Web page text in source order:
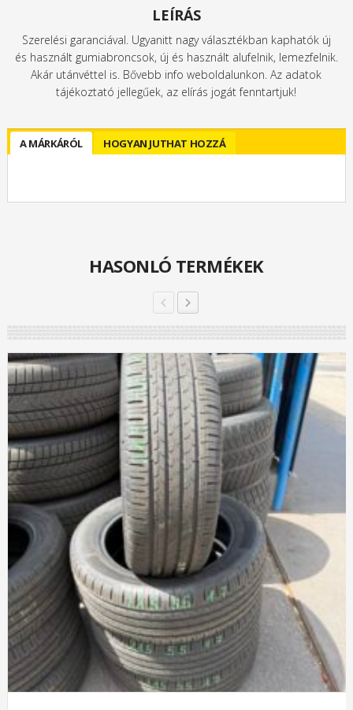
LEÍRÁS
Szerelési garanciával. Ugyanitt nagy választékban kaphatók új
és használt gumiabroncsok, új és használt alufelnik, lemezfelnik.
Akár utánvéttel is. Bővebb info weboldalunkon. Az adatok
tájékoztató jellegűek, az elírás jogát fenntartjuk!
A MÁRKÁRÓL HOGYAN JUTHAT HOZZÁ
HASONLÓ TERMÉKEK